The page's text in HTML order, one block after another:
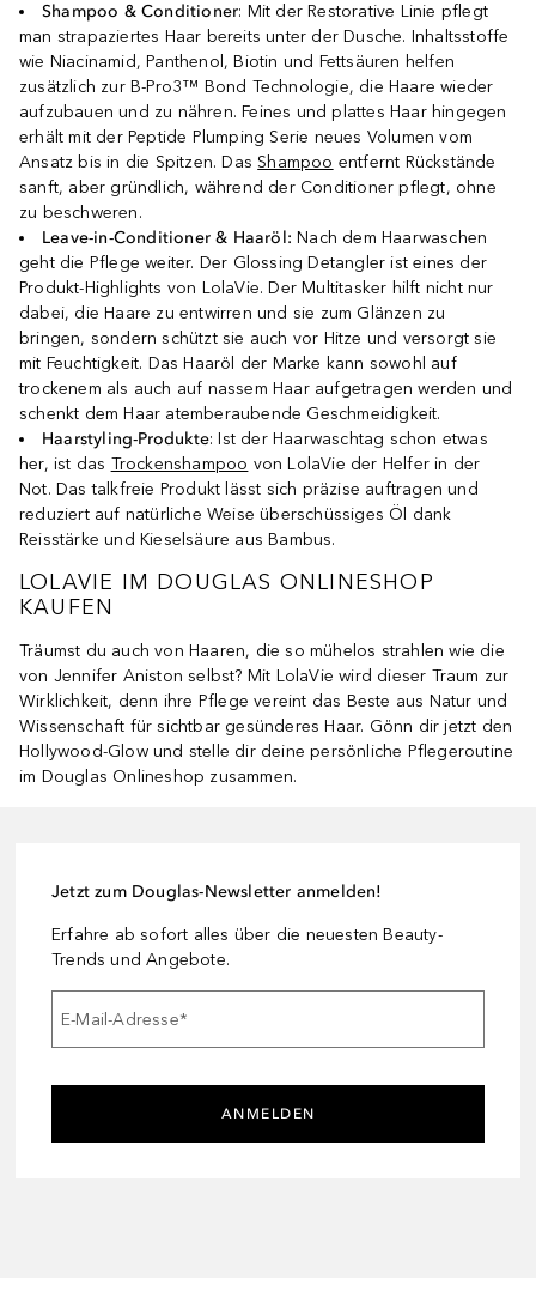
Shampoo & Conditioner: Mit der Restorative Linie pflegt
man strapaziertes Haar bereits unter der Dusche. Inhaltsstoffe
wie Niacinamid, Panthenol, Biotin und Fettsäuren helfen
zusätzlich zur B-Pro3™ Bond Technologie, die Haare wieder
aufzubauen und zu nähren. Feines und plattes Haar hingegen
erhält mit der Peptide Plumping Serie neues Volumen vom
Ansatz bis in die Spitzen. DasShampoo entfernt Rückstände
sanft, aber gründlich, während der Conditioner pflegt, ohne
zu beschweren.
Leave-in-Conditioner & Haaröl:Nach dem Haarwaschen
geht die Pflege weiter. Der Glossing Detangler ist eines der
Produkt-Highlights von LolaVie. Der Multitasker hilft nicht nur
dabei, die Haare zu entwirren und sie zum Glänzen zu
bringen, sondern schützt sie auch vor Hitze und versorgt sie
mit Feuchtigkeit. Das Haaröl der Marke kann sowohl auf
trockenem als auch auf nassem Haar aufgetragen werden und
schenkt dem Haar atemberaubende Geschmeidigkeit.
Haarstyling-Produkte: Ist der Haarwaschtag schon etwas
her, ist das Trockenshampoo von LolaVie der Helfer in der
Not. Das talkfreie Produkt lässt sich präzise auftragen und
reduziert auf natürliche Weise überschüssiges Öl dank
Reisstärke und Kieselsäure aus Bambus.
LOLAVIE IM DOUGLAS ONLINESHOP
KAUFEN
Träumst du auch von Haaren, die so mühelos strahlen wie die
von Jennifer Aniston selbst? Mit LolaVie wird dieser Traum zur
Wirklichkeit, denn ihre Pflege vereint das Beste aus Natur und
Wissenschaft für sichtbar gesünderes Haar. Gönn dir jetzt den
Hollywood-Glow und stelle dir deine persönliche Pflegeroutine
im Douglas Onlineshop zusammen.
Jetzt zum Douglas-Newsletter anmelden!
Erfahre ab sofort alles über die neuesten Beauty-
Trends und Angebote.
E-Mail-Adresse*
ANMELDEN